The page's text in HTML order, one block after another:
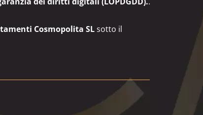
Cosmopolita SLsotto il